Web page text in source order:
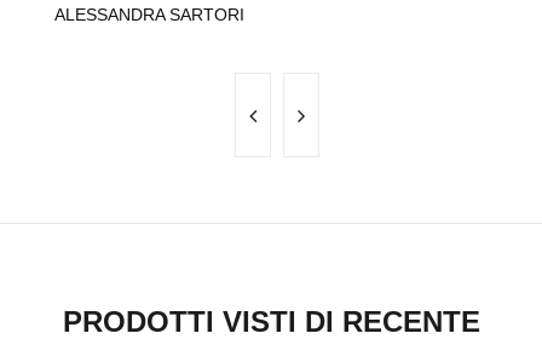
ALESSANDRA SARTORI
PRODOTTI VISTI DI RECENTE